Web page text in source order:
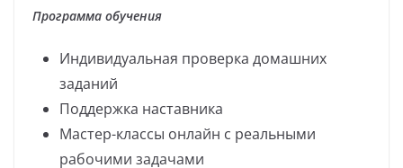
Программа обучения
Индивидуальная проверка домашних
заданий
Поддержка наставника
Мастер-классы онлайн с реальными
рабочими задачами